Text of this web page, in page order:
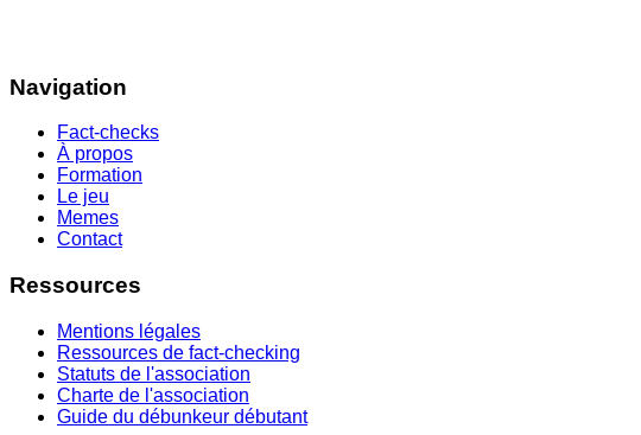
Navigation
Fact-checks
À propos
Formation
Le jeu
Memes
Contact
Ressources
Mentions légales
Ressources de fact-checking
Statuts de l'association
Charte de l'association
Guide du débunkeur débutant